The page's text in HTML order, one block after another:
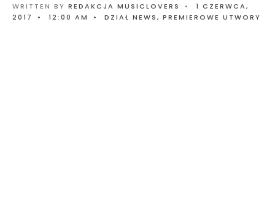
WRITTEN BY REDAKCJA MUSICLOVERS •
1 CZERWCA,
2017
• 12:00 AM • DZIAŁ NEWS, PREMIEROWE UTWORY